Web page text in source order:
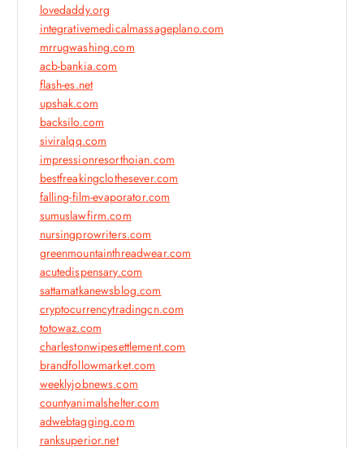
lovedaddy.org
integrativemedicalmassageplano.com
mrrugwashing.com
acb-bankia.com
flash-es.net
upshak.com
backsilo.com
siviralqq.com
impressionresorthoian.com
bestfreakingclothesever.com
falling-film-evaporator.com
sumuslawfirm.com
nursingprowriters.com
greenmountainthreadwear.com
acutedispensary.com
sattamatkanewsblog.com
cryptocurrencytradingcn.com
totowaz.com
charlestonwipesettlement.com
brandfollowmarket.com
weeklyjobnews.com
countyanimalshelter.com
adwebtagging.com
ranksuperior.net